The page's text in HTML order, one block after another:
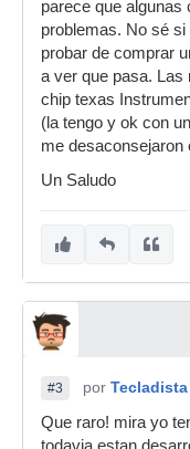
parece que algunas
problemas. No sé
probar de comprar
a ver que pasa. Las
chip texas
(la tengo y ok con
me desaconsejaron
Un Saludo
#3 por Tecladista
Que raro! mira yo